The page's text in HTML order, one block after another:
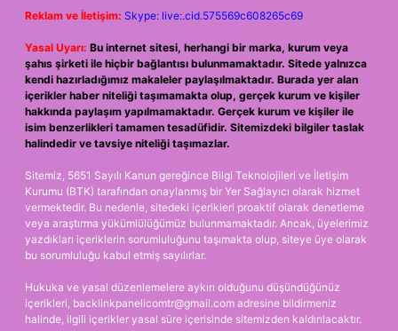
Reklam ve İletişim: Skype: live:.cid.575569c608265c69
Yasal Uyarı: Bu internet sitesi, herhangi bir marka, kurum veya
şahıs şirketi ile hiçbir bağlantısı bulunmamaktadır. Sitede yalnızca
kendi hazırladığımız makaleler paylaşılmaktadır. Burada yer alan
içerikler haber niteliği taşımamakta olup, gerçek kurum ve kişiler
hakkında paylaşım yapılmamaktadır. Gerçek kurum ve kişiler ile
isim benzerlikleri tamamen tesadüfidir. Sitemizdeki bilgiler taslak
halindedir ve tavsiye niteliği taşımazlar.
Sitemiz, 5651 Sayılı Kanun gereğince Bilgi Teknolojileri ve İletişim
Kurumu (BTK) tarafından onaylanmış bir Yer Sağlayıcı olarak hizmet
vermektedir. Bu nedenle, sitedeki içerikleri proaktif olarak denetleme
veya araştırma yükümlülüğümüz bulunmamaktadır. Ancak, üyelerimiz
yazdıkları içeriklerin sorumluluğunu taşımakta olup, siteye üye olarak
bu sorumluluğu kabul etmiş sayılırlar.
Hukuka ve yasal düzenlemelere aykırı olduğunu düşündüğünüz
içerikleri, backlinkpanelicomtr@gmail.com adresine bildirmeniz
halinde, ilgili içerikler yasal süre içerisinde sitemizden kaldırılacaktır.